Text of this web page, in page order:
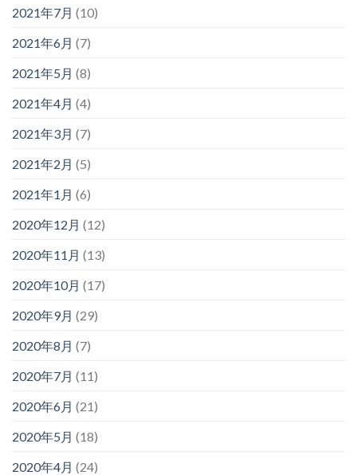
2021年7月 (10)
2021年6月 (7)
2021年5月 (8)
2021年4月 (4)
2021年3月 (7)
2021年2月 (5)
2021年1月 (6)
2020年12月 (12)
2020年11月 (13)
2020年10月 (17)
2020年9月 (29)
2020年8月 (7)
2020年7月 (11)
2020年6月 (21)
2020年5月 (18)
2020年4月 (24)